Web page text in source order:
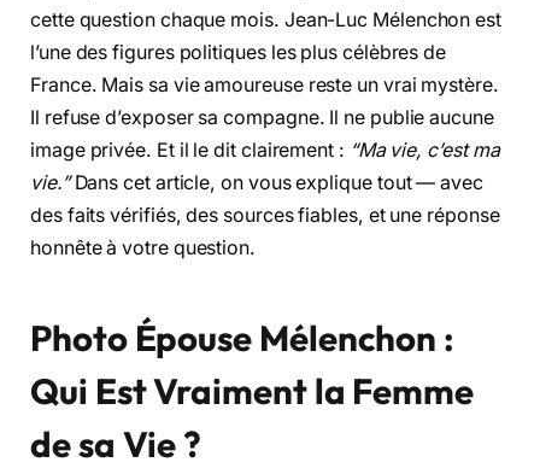
cette question chaque mois. Jean-Luc Mélenchon est
l’une des figures politiques les plus célèbres de
France. Mais sa vie amoureuse reste un vrai mystère.
Il refuse d’exposer sa compagne. Il ne publie aucune
image privée. Et il le dit clairement : “Ma vie, c’est ma
vie.”Dans cet article, on vous explique tout — avec
des faits vérifiés, des sources fiables, et une réponse
honnête à votre question.
Photo Épouse Mélenchon :
Qui Est Vraiment la Femme
de sa Vie ?